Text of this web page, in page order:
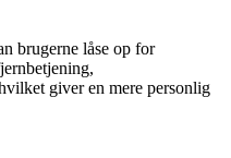
brugerne låse op for
giver en mere personlig